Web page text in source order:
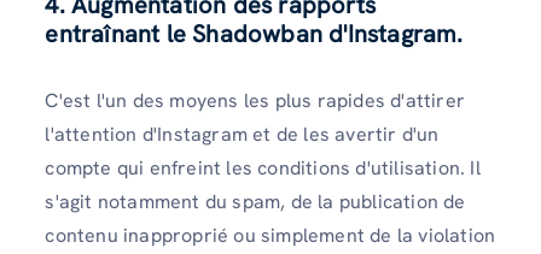
entraînant le Shadowban d'Instagram.
C'est l'un des moyens les plus rapides d'attirer
l'attention d'Instagram et de les avertir d'un
compte qui enfreint les conditions d'utilisation. Il
s'agit notamment du spam, de la publication de
contenu inapproprié ou simplement de la violation